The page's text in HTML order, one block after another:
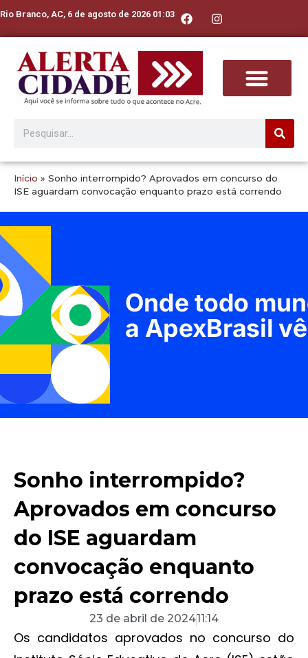
Rio Branco, AC, 6 de agosto de 2026 01:03
Início » Sonho interrompido? Aprovados em concurso do
ISE aguardam convocação enquanto prazo está correndo
Sonho interrompido?
Aprovados em concurso
do ISE aguardam
convocação enquanto
prazo está correndo
23 de abril de 202411:14
Os candidatos aprovados no concurso do